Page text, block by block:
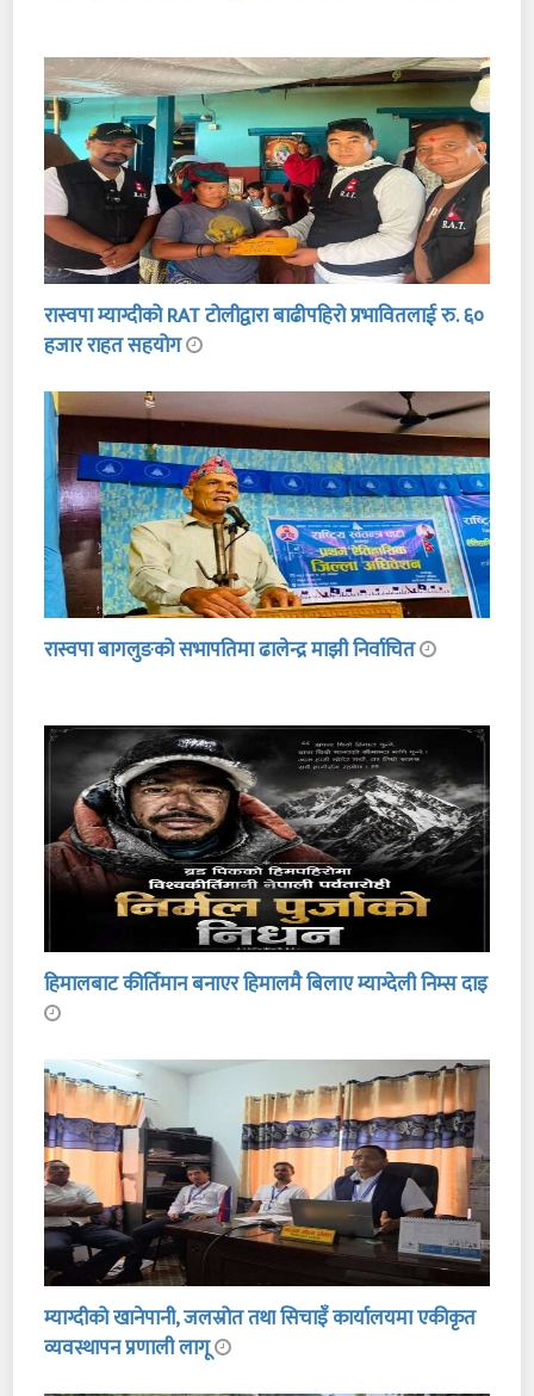
रास्वपा म्याग्दीको RAT टोलीद्वारा बाढीपहिरो प्रभावितलाई रु. ६०
हजार राहत सहयोग
रास्वपा बागलुङको सभापतिमा ढालेन्द्र माझी निर्वाचित
हिमालबाट कीर्तिमान बनाएर हिमालमै बिलाए म्याग्देली निम्स दाइ
म्याग्दीको खानेपानी, जलस्रोत तथा सिचाइँ कार्यालयमा एकीकृत
व्यवस्थापन प्रणाली लागू